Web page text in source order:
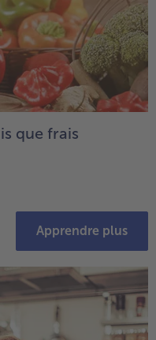
que frais
Apprendre plus